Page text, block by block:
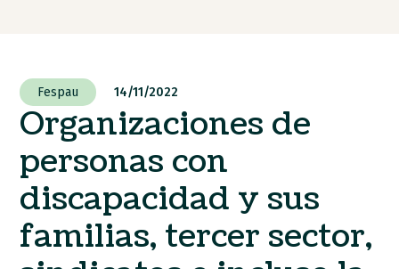
Fespau 14/11/2022
Organizaciones de
personas con
discapacidad y sus
familias, tercer sector,